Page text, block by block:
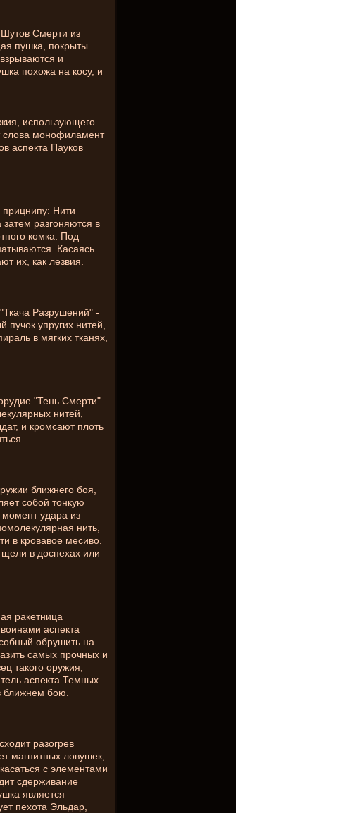
Смерти из
пушка, покрыты
и
похожа на косу, и
использующего
слова монофиламент
аспекта Пауков
прицнипу: Нити
разгоняются в
комка. Под
Касаясь
их, как лезвия.
Разрушений" -
упругих нитей,
в мягких тканях,
"Тень Смерти".
нитей,
и кромсают плоть
ближнего боя,
собой тонкую
момент удара из
нить,
в кровавое месиво.
в доспехах или
ракетница
аспекта
обрушить на
самых прочных и
такого оружия,
аспекта Темных
ближнем бою.
разогрев
магнитных ловушек,
с элементами
сдерживание
является
пехота Эльдар,